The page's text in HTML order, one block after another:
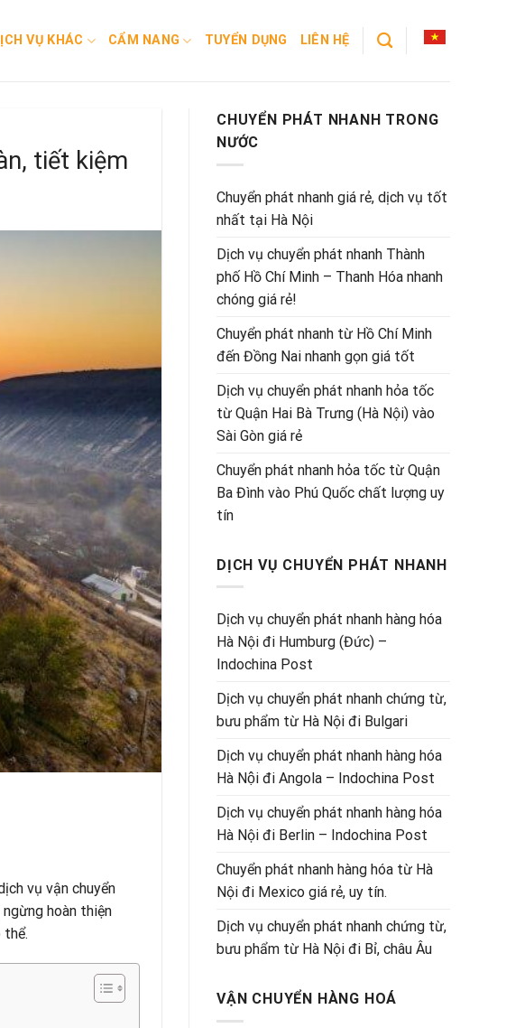
VỤ KHÁC CẨM NANG TUYỂN DỤNG LIÊN HỆ
tiết kiệm
vụ vận chuyển
hoàn thiện
thể.
CHUYỂN PHÁT NHANH TRONG
NƯỚC
Chuyển phát nhanh giá rẻ, dịch vụ tốt
nhất tại Hà Nội
Dịch vụ chuyển phát nhanh Thành
phố Hồ Chí Minh – Thanh Hóa nhanh
chóng giá rẻ!
Chuyển phát nhanh từ Hồ Chí Minh
đến Đồng Nai nhanh gọn giá tốt
Dịch vụ chuyển phát nhanh hỏa tốc
từ Quận Hai Bà Trưng (Hà Nội) vào
Sài Gòn giá rẻ
Chuyển phát nhanh hỏa tốc từ Quận
Ba Đình vào Phú Quốc chất lượng uy
tín
DỊCH VỤ CHUYỂN PHÁT NHANH
Dịch vụ chuyển phát nhanh hàng hóa
Hà Nội đi Humburg (Đức) –
Indochina Post
Dịch vụ chuyển phát nhanh chứng từ,
bưu phẩm từ Hà Nội đi Bulgari
Dịch vụ chuyển phát nhanh hàng hóa
Hà Nội đi Angola – Indochina Post
Dịch vụ chuyển phát nhanh hàng hóa
Hà Nội đi Berlin – Indochina Post
Chuyển phát nhanh hàng hóa từ Hà
Nội đi Mexico giá rẻ, uy tín.
Dịch vụ chuyển phát nhanh chứng từ,
bưu phẩm từ Hà Nội đi Bỉ, châu Âu
VẬN CHUYỂN HÀNG HOÁ